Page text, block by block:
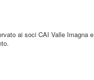
ai soci CAI Valle Imagna e